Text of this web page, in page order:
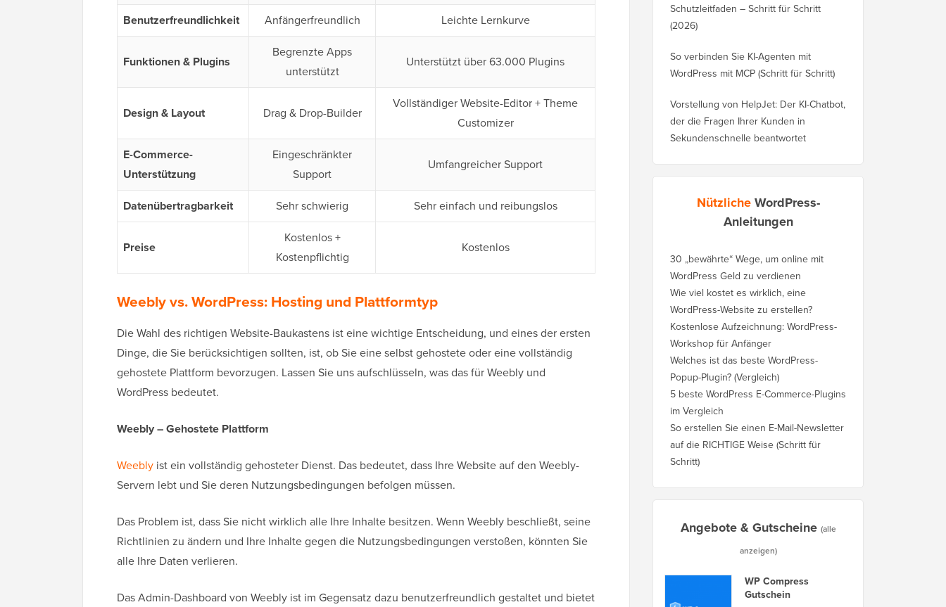
Benutzerfreundlichkeit
Anfängerfreundlich Leichte Lernkurve
Funktionen & Plugins
Begrenzte Apps
unterstützt
Unterstützt über 63.000 Plugins
Design & Layout Drag & Drop-Builder
Vollständiger Website-Editor + Theme
Customizer
E-Commerce-
Unterstützung
Eingeschränkter
Support
Umfangreicher Support
Datenübertragbarkeit Sehr schwierig Sehr einfach und reibungslos
Preise
Kostenlos +
Kostenpflichtig
Kostenlos
Weebly vs. WordPress: Hosting und Plattformtyp
Die Wahl des richtigen Website-Baukastens ist eine wichtige Entscheidung, und eines der ersten
Dinge, die Sie berücksichtigen sollten, ist, ob Sie eine selbst gehostete oder eine vollständig
gehostete Plattform bevorzugen. Lassen Sie uns aufschlüsseln, was das für Weebly und
WordPress bedeutet.
Weebly – Gehostete Plattform
Weebly ist ein vollständig gehosteter Dienst. Das bedeutet, dass Ihre Website auf den Weebly-
Servern lebt und Sie deren Nutzungsbedingungen befolgen müssen.
Das Problem ist, dass Sie nicht wirklich alle Ihre Inhalte besitzen. Wenn Weebly beschließt, seine
Richtlinien zu ändern und Ihre Inhalte gegen die Nutzungsbedingungen verstoßen, könnten Sie
alle Ihre Daten verlieren.
Das Admin-Dashboard von Weebly ist im Gegensatz dazu benutzerfreundlich gestaltet und bietet
Schutzleitfaden – Schritt für Schritt
(2026)
So verbinden Sie KI-Agenten mit
WordPress mit MCP (Schritt für Schritt)
Vorstellung von HelpJet: Der KI-Chatbot,
der die Fragen Ihrer Kunden in
Sekundenschnelle beantwortet
NützlicheWordPress-
Anleitungen
30 „bewährte“ Wege, um online mit
WordPress Geld zu verdienen
Wie viel kostet es wirklich, eine
WordPress-Website zu erstellen?
Kostenlose Aufzeichnung: WordPress-
Workshop für Anfänger
Welches ist das beste WordPress-
Popup-Plugin? (Vergleich)
5 beste WordPress E-Commerce-Plugins
im Vergleich
So erstellen Sie einen E-Mail-Newsletter
auf die RICHTIGE Weise (Schritt für
Schritt)
Angebote & Gutscheine (alle
anzeigen)
WP Compress
Gutschein